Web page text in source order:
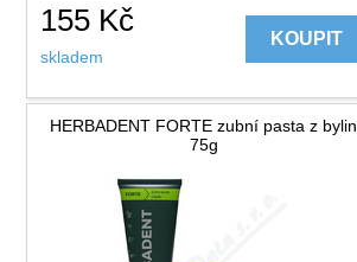
155 Kč
skladem
KOUPIT
HERBADENT FORTE zubní pasta z bylin
75g